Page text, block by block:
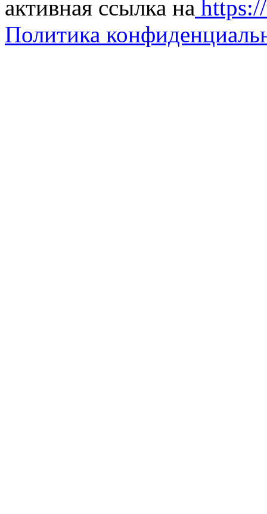
активная ссылка на
Политика